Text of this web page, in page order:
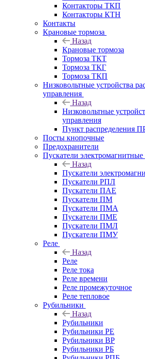
Контакторы ТКП
Контакторы КТН
Контакты
Крановые тормоза
Назад
Крановые тормоза
Тормоза ТКТ
Тормоза ТКГ
Тормоза ТКП
Низковольтные устройства
управления
Назад
Низковольтные
управления
Пункт распределения
Посты кнопочные
Предохранители
Пускатели электромагнитные
Назад
Пускатели
Пускатели РПЛ
Пускатели ПАЕ
Пускатели ПМ
Пускатели ПМА
Пускатели ПМЕ
Пускатели ПМЛ
Пускатели ПМУ
Реле
Назад
Реле
Реле тока
Реле времени
Реле промежуточное
Реле тепловое
Рубильники
Назад
Рубильники
Рубильники РЕ
Рубильники ВР
Рубильники РБ